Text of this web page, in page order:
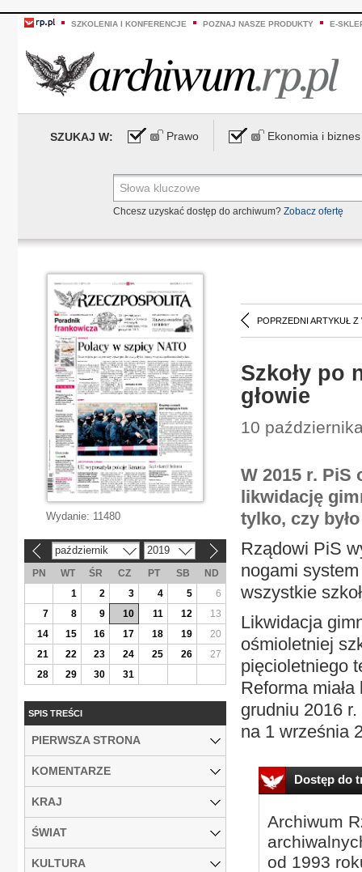
SZKOLENIA I KONFERENCJE POZNAJ NASZE PRODUKTY E-
SZUKAJ W: Prawo Ekonomia i biznes
Chcesz uzyskać dostęp do archiwum? Zobacz ofertę
POPRZEDNI ARTYKUŁ Z
Szkoły po
głowie
10
W 2015 r. PiS
likwidację
tylko, czy
Rządowi PiS
nogami
wszystkie
Likwidacja
ośmioletniej
pięcioletniego
Reforma
grudniu 2016
na 1 września
Dostęp do
Archiwum
od 1993
Wydanie: 11480
październik 2019
PN WT ŚR CZ PT SB
ND
1
2 3 4 5
6
7
8 9 10 11 12
13
14
15 16 17 18 19
20
21
22 23 24 25 26
27
28
29 30 31
SPIS TREŚCI
PIERWSZA STRONA
KOMENTARZE
KRAJ
ŚWIAT
KULTURA